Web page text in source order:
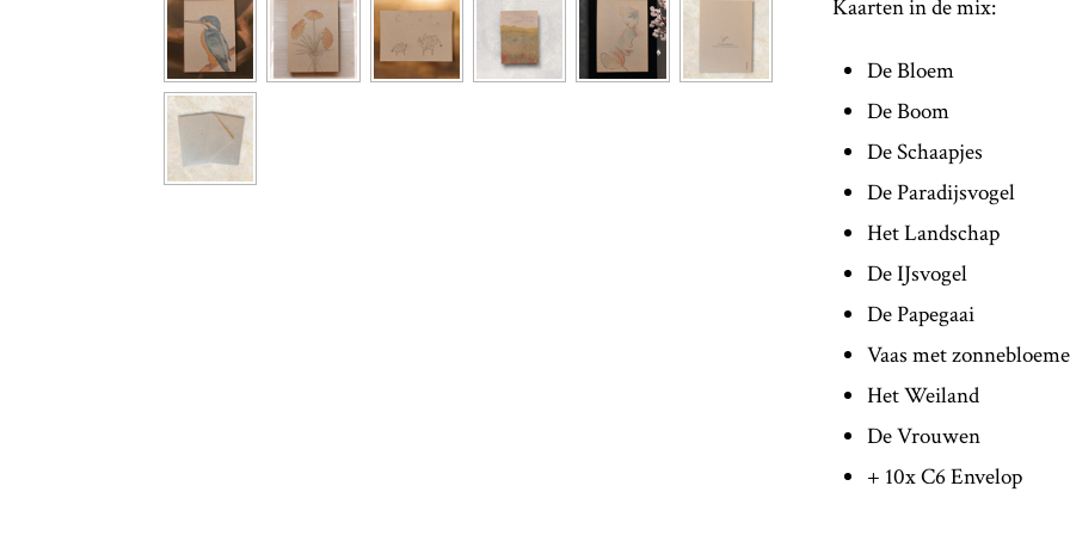
Kaarten in de mix:
De Bloem
De Boom
De Schaapjes
De Paradijsvogel
Het Landschap
De IJsvogel
De Papegaai
Vaas met
Het Weiland
De Vrouwen
+ 10x C6 Envelop